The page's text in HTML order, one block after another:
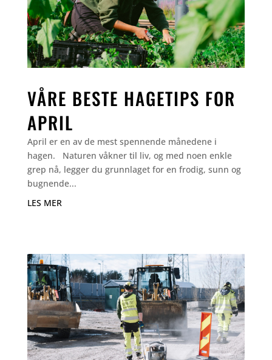
VÅRE BESTE HAGETIPS FOR
APRIL
April er en av de mest spennende månedene i
hagen. Naturen våkner til liv, og med noen enkle
grep nå, legger du grunnlaget for en frodig, sunn og
bugnende...
LES MER